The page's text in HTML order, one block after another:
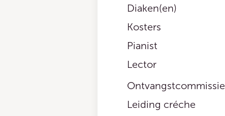
Diaken(en)
Kosters
Pianist
Lector
Ontvangstcommissie
Leiding créche